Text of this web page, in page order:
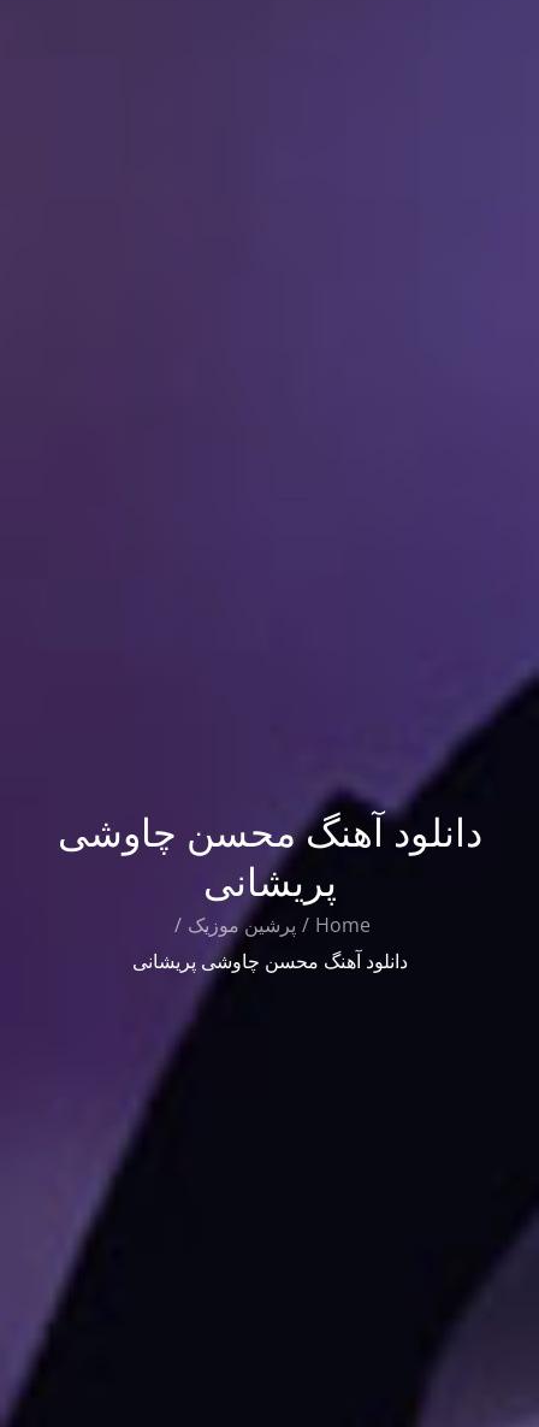
دانلود آهنگ محسن چاوشی
پریشانی
Home
پرشین موزیک
دانلود آهنگ محسن چاوشی پریشانی